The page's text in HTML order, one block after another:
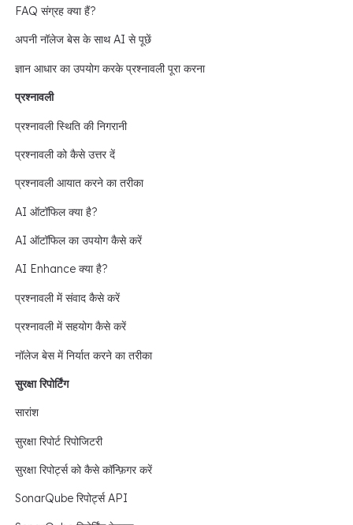
FAQ संग्रह क्या हैं?
अपनी नॉलेज बेस के साथ AI से पूछें
ज्ञान आधार का उपयोग करके प्रश्नावली पूरा करना
प्रश्नावली
प्रश्नावली स्थिति की निगरानी
प्रश्नावली को कैसे उत्तर दें
प्रश्नावली आयात करने का तरीका
AI ऑटॉफिल क्या है?
AI ऑटॉफिल का उपयोग कैसे करें
AI Enhance क्या है?
प्रश्नावली में संवाद कैसे करें
प्रश्नावली में सहयोग कैसे करें
नॉलेज बेस में निर्यात करने का तरीका
सुरक्षा रिपोर्टिंग
सारांश
सुरक्षा रिपोर्ट रिपोजिटरी
सुरक्षा रिपोर्ट्स को कैसे कॉन्फ़िगर करें
SonarQube रिपोर्ट्स API